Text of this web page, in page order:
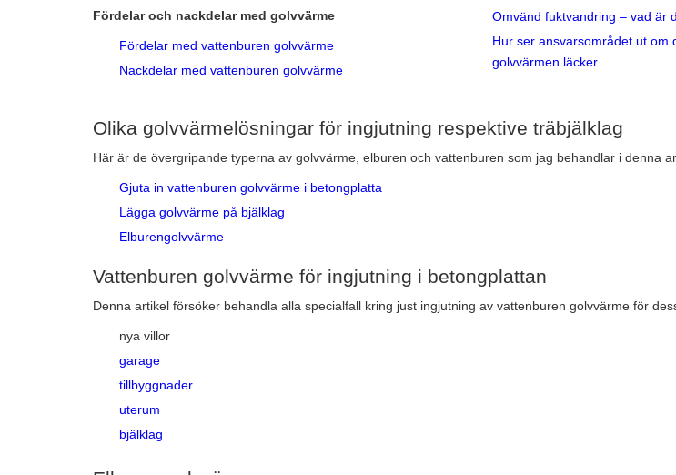
Fördelar och nackdelar med golvvärme
Fördelar med vattenburen golvvärme
Nackdelar med vattenburen golvvärme
Omvänd fuktvandring – vad är
Hur ser ansvarsområdet ut om
golvvärmen läcker
Olika golvvärmelösningar för ingjutning respektive träbjälklag
Här är de övergripande typerna av golvvärme, elburen och vattenburen som jag behandlar i denna
Gjuta in vattenburen golvvärme i betongplatta
Lägga golvvärme på bjälklag
Elburengolvvärme
Vattenburen golvvärme för ingjutning i betongplattan
Denna artikel försöker behandla alla specialfall kring just ingjutning av vattenburen golvvärme för
nya villor
garage
tillbyggnader
uterum
bjälklag